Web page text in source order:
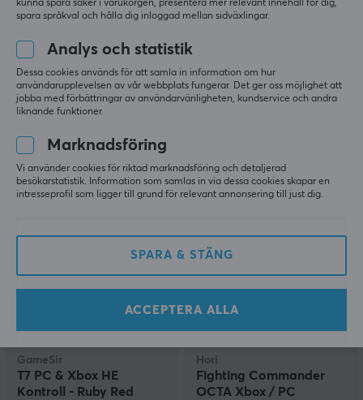
8Bitdo
Ultimate 3-mode
Controller Xbox Hall
Effect Edition - Svart
699 kr
Xbox Series Trådlös
Xbox Kontroll Deep Pink
649 kr (749 kr)
GameSir
T7 PC & Xbox HE
Kontroll - Ruby Red
Hori
Fighting Commander
OCTA Xbox / PC
kunna spara saker i varukorgen, presentera mer relevant innehåll för dig,
spara språkval och hålla dig inloggad mellan sidväxlingar.
Analys och statistik
Dessa cookies används för att samla in information om hur
användarupplevelsen av vår webbplats fungerar. Det ger oss möjlighet att
jobba med förbättringar av användarvänligheten, kundservice och andra
liknande funktioner.
Marknadsföring
Vi använder cookies för riktad marknadsföring och detaljerad
besökarstatistik. Information som samlas in via dessa cookies skapar en
intresseprofil som ligger till grund för relevant annonsering till just dig.
SPARA & STÄNG
ACCEPTERA ALLA